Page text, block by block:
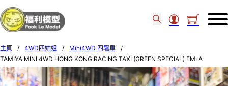
主頁 / 4WD四姑姐 / Mini4WD 四驅車
/
TAMIYA MINI 4WD HONG KONG RACING TAXI (GREEN SPECIAL) FM-A
CHASSIS 92464